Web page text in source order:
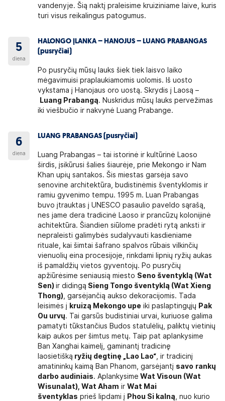
vandenyje. Šią naktį praleisime kruiziniame laive, kuris
turi visus reikalingus patogumus.
5
diena
HALONGO ĮLANKA – HANOJUS – LUANG PRABANGAS
(pusryčiai)
Po pusryčių mūsų lauks šiek tiek laisvo laiko
mėgavimuisi praplaukiamomis uolomis. Iš uosto
vykstama į Hanojaus oro uostą. Skrydis į Laosą –
Luang Prabangą. Nuskridus mūsų lauks pervežimas
iki viešbučio ir nakvynė Luang Prabange.
6
diena
LUANG PRABANGAS (pusryčiai)
Luang Prabangas – tai istorinė ir kultūrinė Laoso
širdis, įsikūrusi šalies šiaurėje, prie Mekongo ir Nam
Khan upių santakos. Šis miestas garsėja savo
senovine architektūra, budistinėmis šventyklomis ir
ramiu gyvenimo tempu. 1995 m. Luan Prabangas
buvo įtrauktas į UNESCO pasaulio paveldo sąrašą,
nes jame dera tradicinė Laoso ir prancūzų kolonijinė
achitektūra. Šiandien siūlome pradėti rytą anksti ir
nepraleisti galimybės sudalyvauti kasdieniame
rituale, kai šimtai šafrano spalvos rūbais vilkinčių
vienuolių eina procesijoje, rinkdami lipnių ryžių aukas
iš pamaldžių vietos gyventojų. Po pusryčių
apžiūrėsime seniausią miesto Seno šventyklą (Wat
Sen)ir didingą Sieng Tongo šventyklą (Wat Xieng
Thong) , garsėjančią aukso dekoracijomis. Tada
leisimės į kruizą Mekongo upe iki paslaptingųjų Pak
Ou urvų. Tai garsūs budistiniai urvai, kuriuose galima
pamatyti tūkstančius Budos statulėlių, paliktų vietinių
kaip aukos per šimtus metų. Taip pat aplankysime
Ban Xanghai kaimelį, gaminantį tradicinę
laosietišką ryžių degtinę „Lao Lao“ , ir tradicinį
amatininkų kaimą Ban Phanom, garsėjantį savo rankų
darbo audiniais. Aplankysime Wat Visoun (Wat
Wisunalat), Wat Aham irWat Mai
šventyklas prieš lipdami į Phou Si kalną , nuo kurio